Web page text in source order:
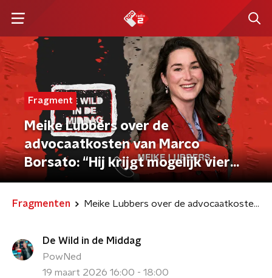
Fragment
Meike Lubbers over de
advocaatkosten van Marco
Borsato: “Hij krijgt mogelijk vier
ton terug van de staat”
Fragmenten Meike Lubbers over de advocaatkosten van Marco Borsato: “Hij krijgt mogelijk vier ton terug van de staat”
De Wild in de Middag
PowNed
19 maart 2026 16:00 - 18:00